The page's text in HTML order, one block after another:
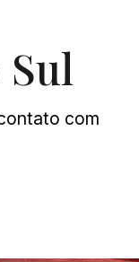
com